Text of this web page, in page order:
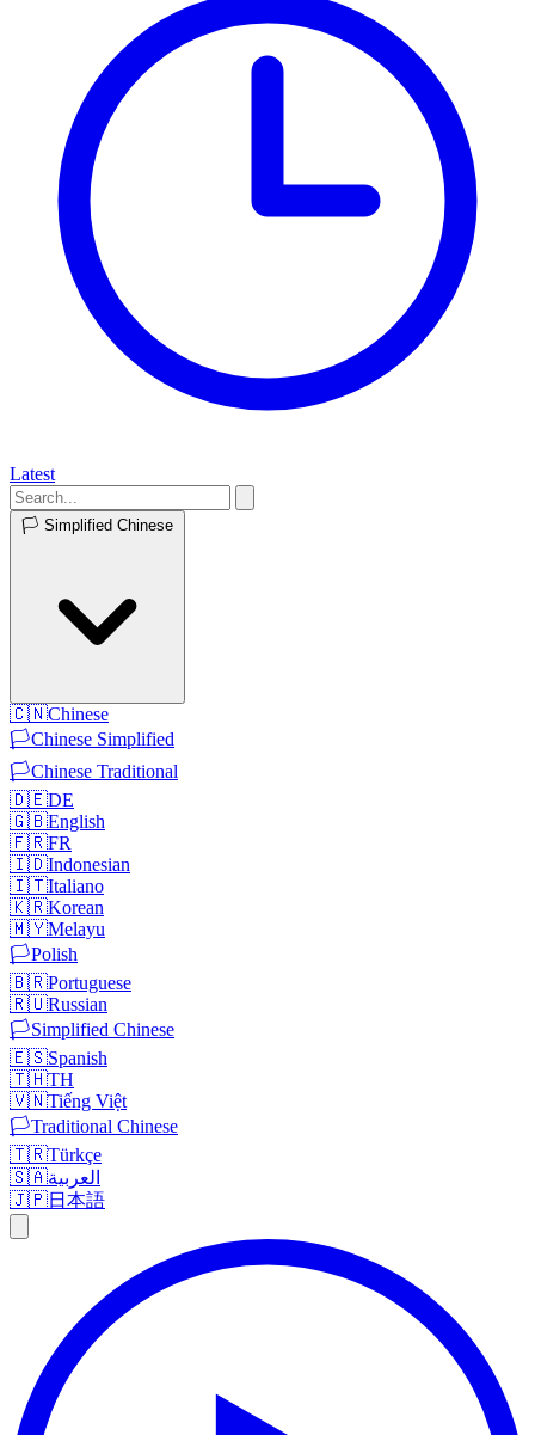
Latest
🏳️ Simplified Chinese
🇨🇳Chinese
🏳️Chinese Simplified
🏳️Chinese Traditional
🇩🇪DE
🇬🇧English
🇫🇷FR
🇮🇩Indonesian
🇮🇹Italiano
🇰🇷Korean
🇲🇾Melayu
🏳️Polish
🇧🇷Portuguese
🇷🇺Russian
🏳️Simplified Chinese
🇪🇸Spanish
🇹🇭TH
🇻🇳Tiếng Việt
🏳️Traditional Chinese
🇹🇷Türkçe
🇸🇦العربية
🇯🇵日本語